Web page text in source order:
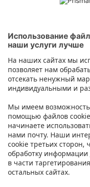
Инструкции
Условия